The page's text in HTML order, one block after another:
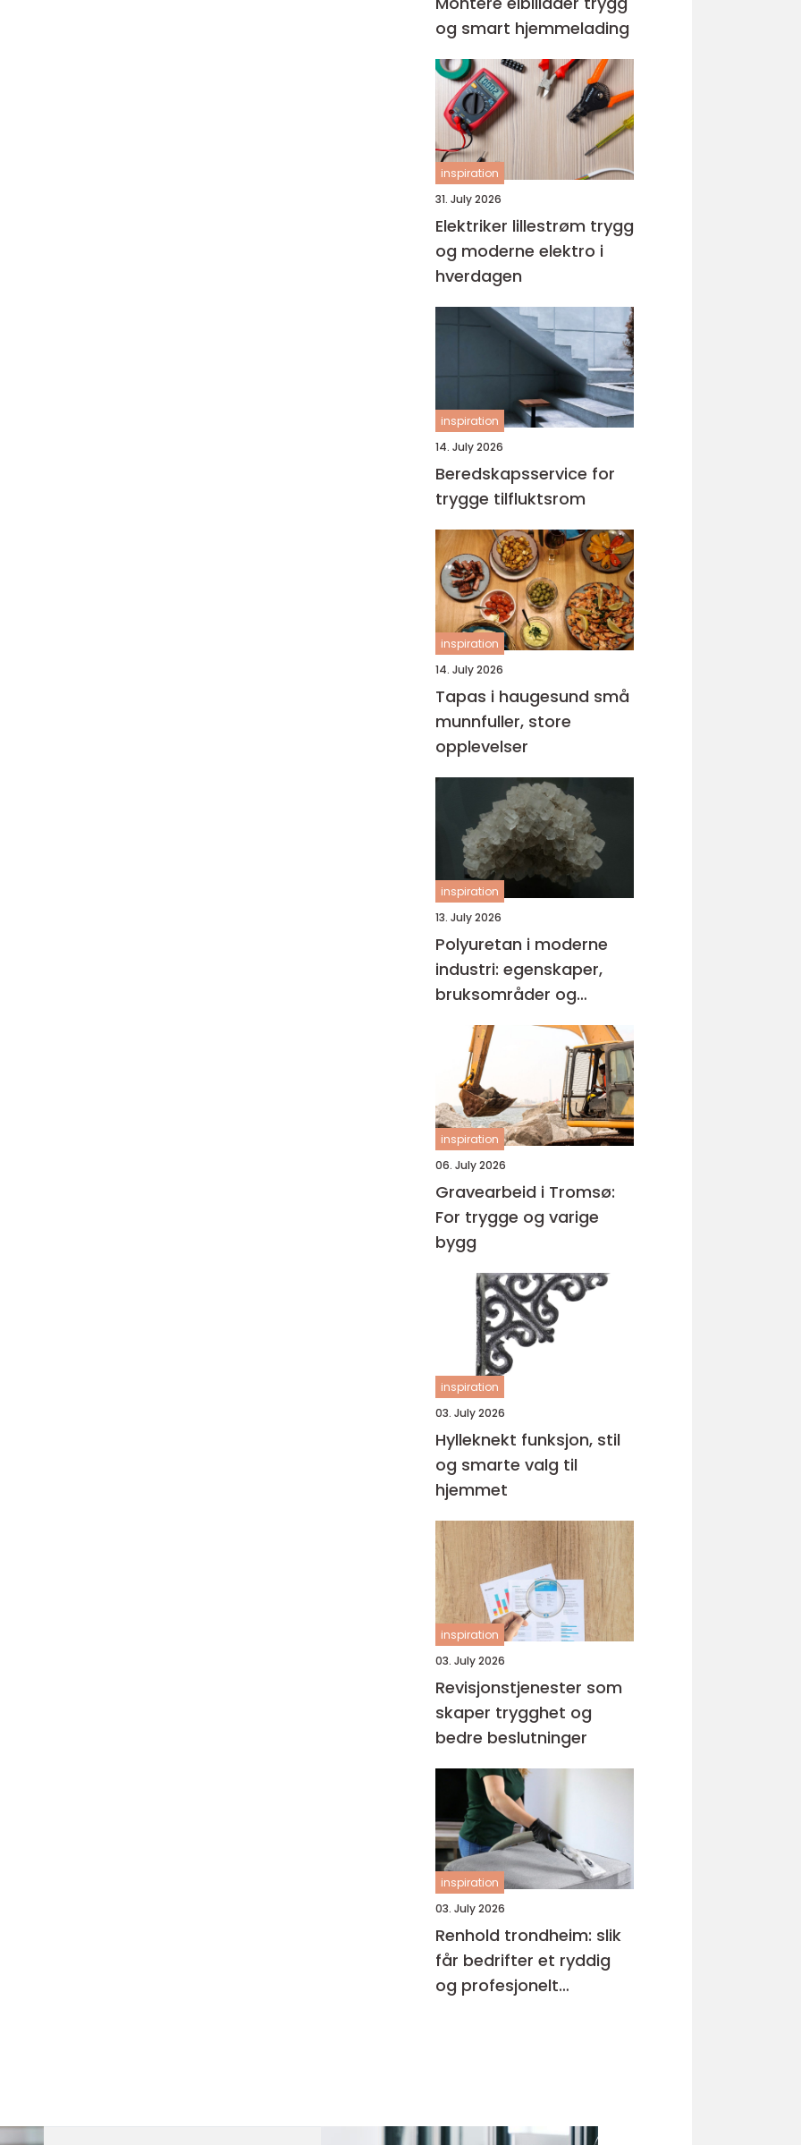
og smart hjemmelading
inspiration
31. July 2026
Elektriker lillestrøm trygg
og moderne elektro i
hverdagen
inspiration
14. July 2026
Beredskapsservice for
trygge tilfluktsrom
inspiration
14. July 2026
Tapas i haugesund små
munnfuller, store
opplevelser
inspiration
13. July 2026
Polyuretan i moderne
industri: egenskaper,
bruksområder og
fordeler
inspiration
06. July 2026
Gravearbeid i Tromsø:
For trygge og varige
bygg
inspiration
03. July 2026
Hylleknekt funksjon, stil
og smarte valg til
hjemmet
inspiration
03. July 2026
Revisjonstjenester som
skaper trygghet og
bedre beslutninger
inspiration
03. July 2026
Renhold trondheim: slik
får bedrifter et ryddig
og profesjonelt